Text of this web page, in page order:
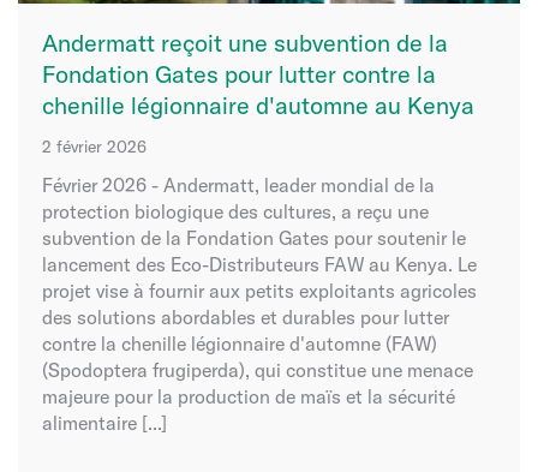
Andermatt reçoit une subvention de la
Fondation Gates pour lutter contre la
chenille légionnaire d'automne au Kenya
2 février 2026
Février 2026 - Andermatt, leader mondial de la
protection biologique des cultures, a reçu une
subvention de la Fondation Gates pour soutenir le
lancement des Eco-Distributeurs FAW au Kenya. Le
projet vise à fournir aux petits exploitants agricoles
des solutions abordables et durables pour lutter
contre la chenille légionnaire d'automne (FAW)
(Spodoptera frugiperda), qui constitue une menace
majeure pour la production de maïs et la sécurité
alimentaire [...]